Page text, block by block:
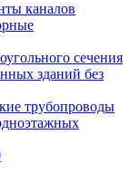
каналов
сечения
зданий без
трубопроводы